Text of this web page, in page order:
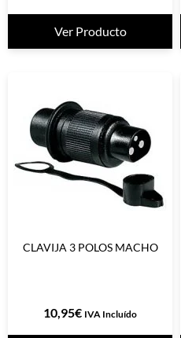
Ver Producto
CLAVIJA 3 POLOS MACHO
10,95€ IVA Incluído